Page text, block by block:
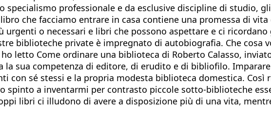
specialismo professionale e da esclusive discipline di studio,
che facciamo entrare in casa contiene una promessa di
urgenti o necessari e libri che possono aspettare e ci
biblioteche private è impregnato di autobiografia. Che cosa
letto Come ordinare una biblioteca di Roberto Calasso,
la sua competenza di editore, di erudito e di bibliofilo.
con sé stessi e la propria modesta biblioteca domestica.
spinto a inventarmi per contrasto piccole sotto-biblioteche
libri ci illudono di avere a disposizione più di una vita,